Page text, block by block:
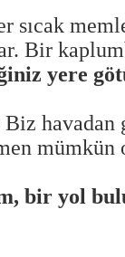
sıcak
Bir
yere
havadan
mümkün
bir yol